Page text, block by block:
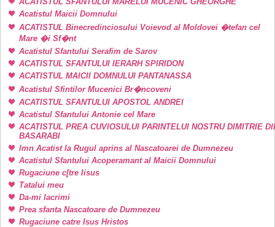
Acatistul Maicii Domnului
ACATISTUL Binecredinciosului Voievod al Moldovei �tefan cel
Mare �i Sf�nt
Acatistul Sfantului Serafim de Sarov
ACATISTUL SFANTULUI IERARH SPIRIDON
ACATISTUL MAICII DOMNULUI PANTANASSA
Acatistul Sfintilor Mucenici Br�ncoveni
ACATISTUL SFANTULUI APOSTOL ANDREI
Acatistul Sfantului Antonie cel Mare
ACATISTUL PREA CUVIOSULUI PARINTELUI NOSTRU DIMITRIE
BASARABI
Imn Acatist la Rugul aprins al Nascatoarei de Dumnezeu
Acatistul Sfantului Acoperamant al Maicii Domnului
Rugaciune c[tre Iisus
Tatalui meu
Da-mi lacrimi
Prea sfanta Nascatoare de Dumnezeu
Rugaciune catre Isus Hristos